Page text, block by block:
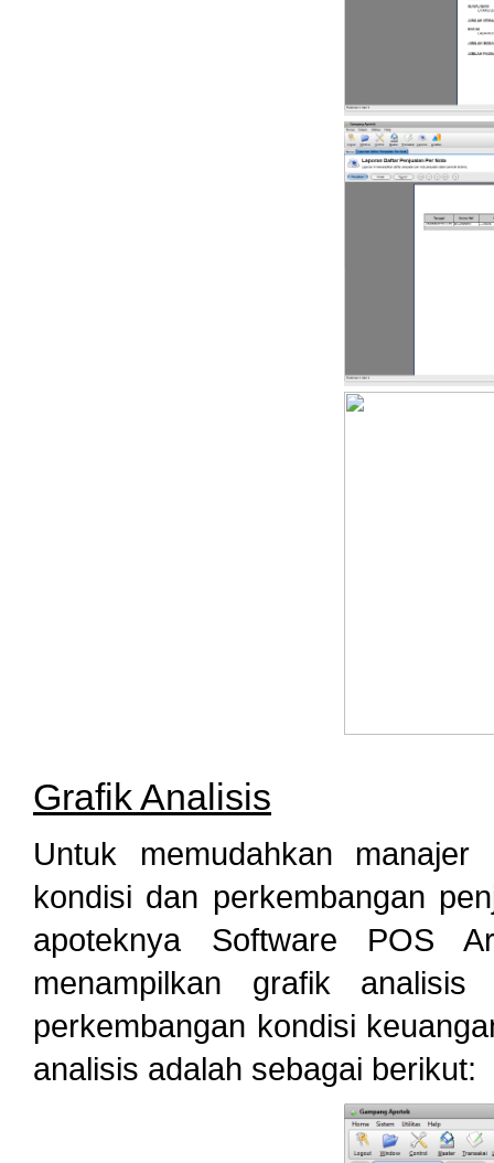
Grafik Analisis
Untuk memudahkan
kondisi dan perkembangan
apoteknya Software POS
menampilkan grafik
perkembangan kondisi
analisis adalah sebagai berikut: